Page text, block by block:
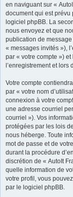
en naviguant sur «
document qui est prévu
logiciel phpBB. La
nous envoyez et que
publication de
« messages invités »),
par « votre compte »)
l’enregistrement et
Votre compte
par « votre nom
connexion à votre
une adresse courriel
courriel »). Vos
protégées par les lois
nous héberge. Toute
mot de passe et de
durant la procédure
discrétion de « AutoIt
quelle information de
votre profil, vous
par le logiciel phpBB.